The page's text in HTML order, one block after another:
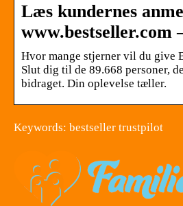
Læs kundernes
www.bestseller.com
Hvor mange stjerner vil du give
Slut dig til de 89.668 personer,
bidraget. Din oplevelse tæller.
Keywords: bestseller trustpilot